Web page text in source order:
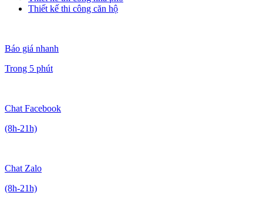
Thiết kế thi công căn hộ
Báo giá nhanh
Trong 5 phút
Chat Facebook
(8h-21h)
Chat Zalo
(8h-21h)